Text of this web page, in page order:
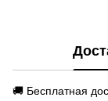
🚚 Бесплатная